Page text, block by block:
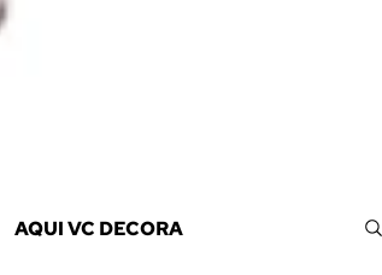
AQUI VC DECORA